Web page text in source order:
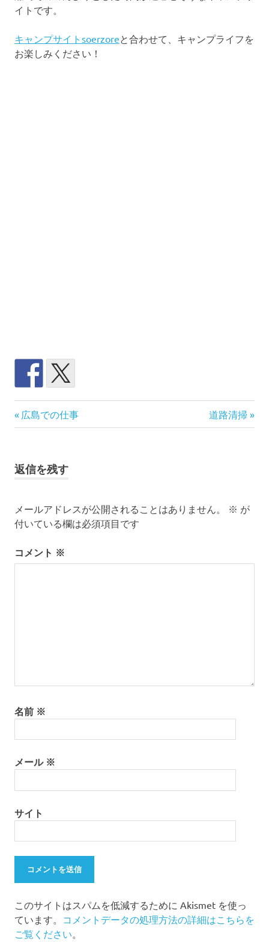
イトです。
キャンプサイトsoerzoreと合わせて、キャンプライフを
お楽しみください！
キ
ャ
イ
ャ
ワ
ユ
ニ
島
投
ナ
ゲ
ー
シ
前
の
広島での仕事
次
の
道路清掃
返信を残す
メールアドレスが公開されることはありません。 ※ が
付いている欄は必須項目です
コメント ※
名前 ※
メール ※
サイト
このサイトはスパムを低減するために Akismet を使っ
ています。 コメントデータの処理方法の詳細はこちらを
ご覧ください。